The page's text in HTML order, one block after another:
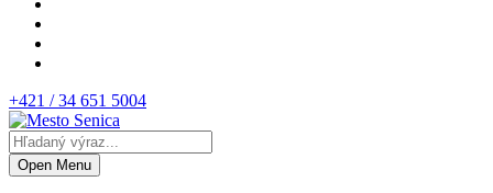
+421 / 34 651 5004
Open Menu